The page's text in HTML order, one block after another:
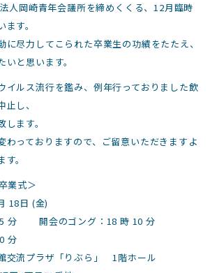
人岡崎青年会議所を締めくくる、12月臨時
す。
に尽力してこられた卒業生の功績をたたえ、
と思います。
イルス流行を鑑み、例年行っておりました飲
し、
ます。
わっておりますので、ご留意いただきますよ
。
業式＞
18日 (金)
分 開会のゴング：18 時 10 分
分
交流プラザ「りぶら」 1階ホール